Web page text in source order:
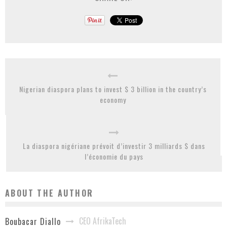
Nigerian diaspora plans to invest $ 3 billion in the country’s
economy
La diaspora nigériane prévoit d’investir 3 milliards $ dans
l’économie du pays
ABOUT THE AUTHOR
Boubacar Diallo CEO AfrikaTech